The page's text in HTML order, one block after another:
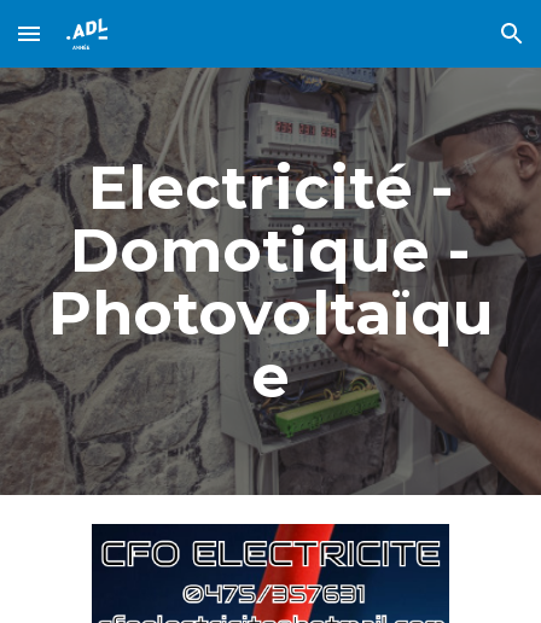
Skip to main content Skip to navigation
Electricité -
Domotique -
Photovoltaïqu
e